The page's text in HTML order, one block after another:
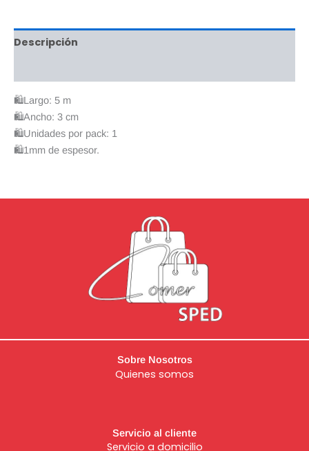
Descripción
🛍️Largo: 5 m
🛍️Ancho: 3 cm
🛍️Unidades por pack: 1
🛍️1mm de espesor.
Sobre Nosotros
Quienes somos
Servicio al cliente
Servicio a domicilio